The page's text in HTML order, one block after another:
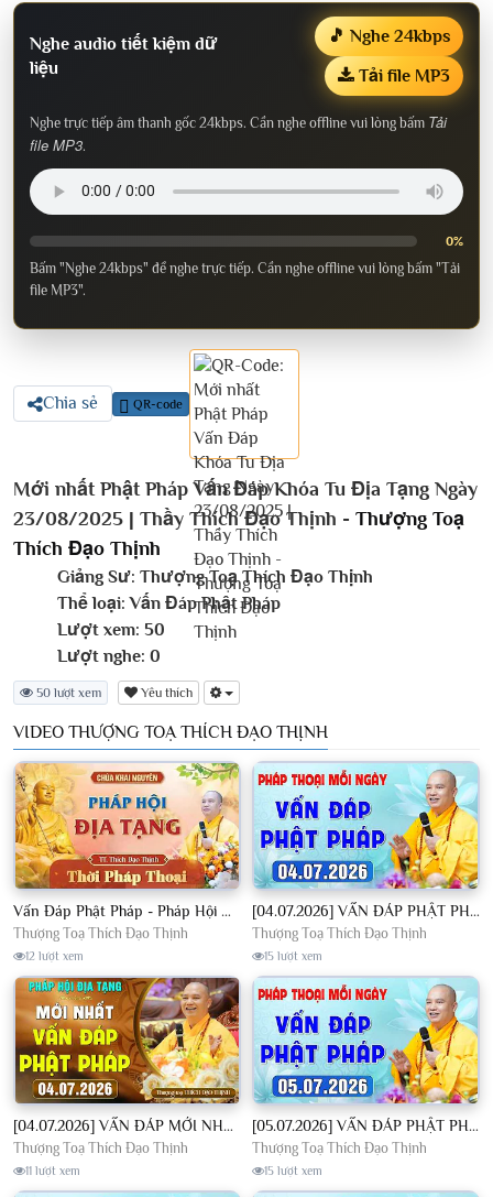
Nghe audio tiết kiệm dữ
liệu
🎵 Nghe 24kbps
Tải file MP3
Nghe trực tiếp âm thanh gốc 24kbps. Cần nghe offline vui lòng bấm Tải
file MP3.
0%
Bấm "Nghe 24kbps" để nghe trực tiếp. Cần nghe offline vui lòng bấm "Tải
file MP3".
Chia sẻ QR-code
Mới nhất Phật Pháp Vấn Đáp Khóa Tu Địa Tạng Ngày
23/08/2025 | Thầy Thích Đạo Thịnh - Thượng Toạ
Thích Đạo Thịnh
Giảng Sư: Thượng Toạ Thích Đạo Thịnh
Thể loại: Vấn Đáp Phật Pháp
Lượt xem: 50
Lượt nghe: 0
50 lượt xem Yêu thích
VIDEO THƯỢNG TOẠ THÍCH ĐẠO THỊNH
Vấn Đáp Phật Pháp - Pháp Hội Địa Tạng Ngày 01/08/2026│TT. Thích Đạo Thịnh
Thượng Toạ Thích Đạo Thịnh
12 lượt xem
[04.07.2026] VẤN ĐÁP PHẬT PHÁP - Nghe Thầy giảng Pháp mỗi ngày CÔNG ĐỨC VÔ LƯỢNG│TT. Thích Đạo Thịnh
Thượng Toạ Thích Đạo Thịnh
15 lượt xem
[04.07.2026] VẤN ĐÁP MỚI NHẤT - Pháp Hội Địa Tạng Chùa Khai Nguyên | TT. Thích Đạo Thịnh
Thượng Toạ Thích Đạo Thịnh
11 lượt xem
[05.07.2026] VẤN ĐÁP PHẬT PHÁP - Nghe Thầy giảng Pháp mỗi ngày CÔNG ĐỨC VÔ LƯỢNG│TT. Thích Đạo Thịnh
Thượng Toạ Thích Đạo Thịnh
15 lượt xem